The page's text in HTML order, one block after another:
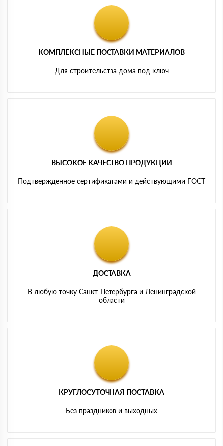
КОМПЛЕКСНЫЕ ПОСТАВКИ МАТЕРИАЛОВ
Для строительства дома под ключ
ВЫСОКОЕ КАЧЕСТВО ПРОДУКЦИИ
Подтвержденное сертификатами и действующими ГОСТ
ДОСТАВКА
В любую точку Санкт-Петербурга и Ленинградской
области
КРУГЛОСУТОЧНАЯ ПОСТАВКА
Без праздников и выходных